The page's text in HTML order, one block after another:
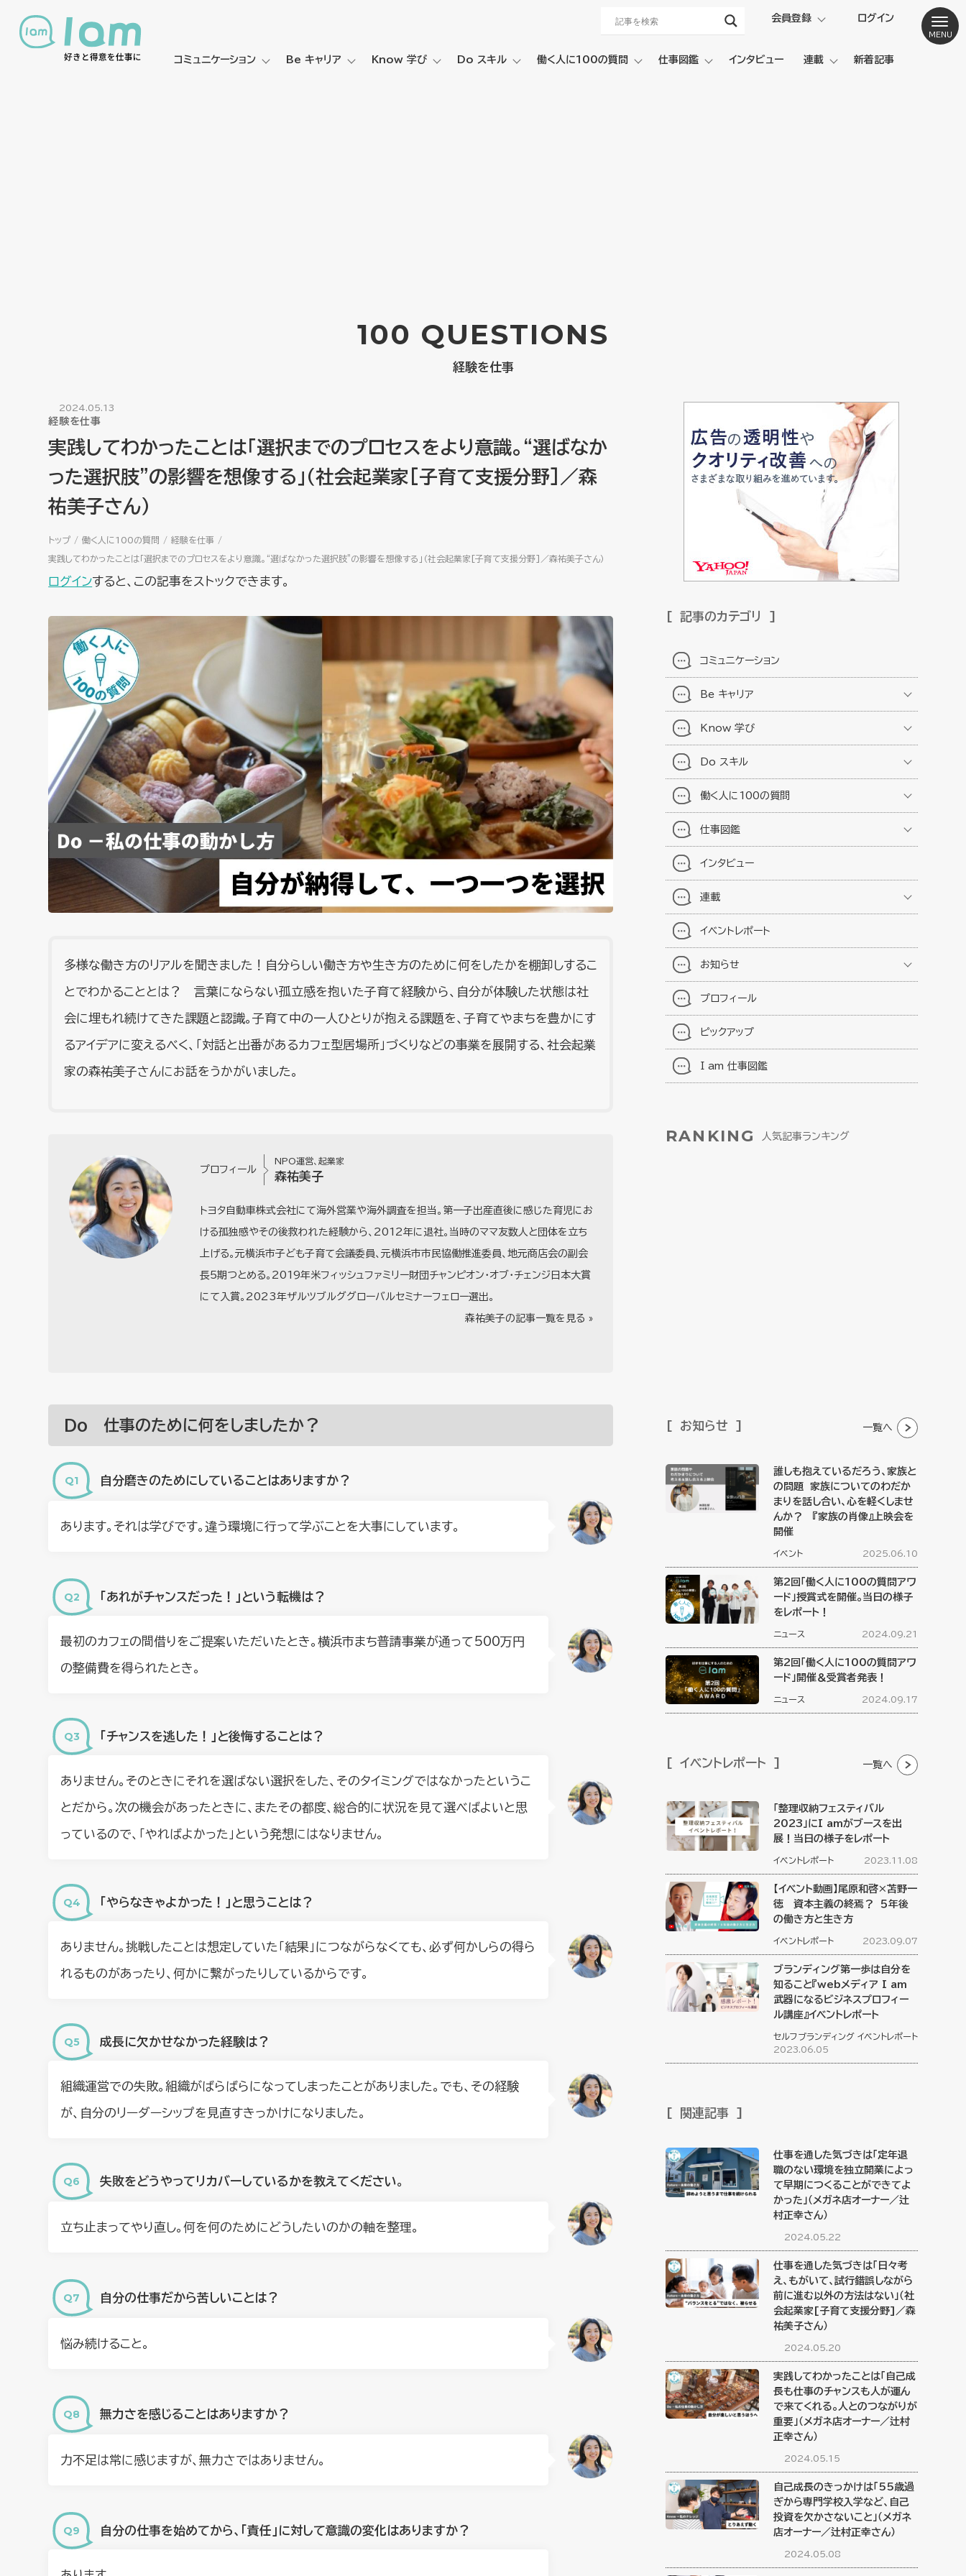
会員登録 ログイン
コミュニケーション Be キャリア Know 学び Do スキル 働く人に100の質問 仕事図鑑 インタビュー 連載 新着記事
100 QUESTIONS
経験を仕事
2024.05.13
経験を仕事
実践してわかったことは「選択までのプロセスをより意識。“選ばなか
った選択肢”の影響を想像する」（社会起業家[子育て支援分野]／森
祐美子さん）
トップ 働く人に100の質問 経験を仕事
実践してわかったことは「選択までのプロセスをより意識。“選ばなかった選択肢”の影響を想像する」（社会起業家[子育て支援分野]／森祐美子さん）
ログインすると、この記事をストックできます。
多様な働き方のリアルを聞きました！自分らしい働き方や生き方のために何をしたかを棚卸しするこ
とでわかることとは？ 言葉にならない孤立感を抱いた子育て経験から、自分が体験した状態は社
会に埋もれ続けてきた課題と認識。子育て中の一人ひとりが抱える課題を、子育てやまちを豊かにす
るアイデアに変えるべく、「対話と出番があるカフェ型居場所」づくりなどの事業を展開する、社会起業
家の森祐美子さんにお話をうかがいました。
プロフィール
NPO運営、起業家
森祐美子
トヨタ自動車株式会社にて海外営業や海外調査を担当。第一子出産直後に感じた育児にお
ける孤独感やその後救われた経験から、2012年に退社。当時のママ友数人と団体を立ち
上げる。元横浜市子ども子育て会議委員、元横浜市市民協働推進委員、地元商店会の副会
長5期つとめる。2019年米フィッシュファミリー財団チャンピオン・オブ・チェンジ日本大賞
にて入賞。2023年ザルツブルググローバルセミナーフェロー選出。
森祐美子の記事一覧を見る »
Do 仕事のために何をしましたか？
自分磨きのためにしていることはありますか？
あります。それは学びです。違う環境に行って学ぶことを大事にしています。
「あれがチャンスだった！」という転機は？
最初のカフェの間借りをご提案いただいたとき。横浜市まち普請事業が通って500万円
の整備費を得られたとき。
「チャンスを逃した！」と後悔することは？
ありません。そのときにそれを選ばない選択をした、そのタイミングではなかったというこ
とだから。次の機会があったときに、またその都度、総合的に状況を見て選べばよいと思
っているので、「やればよかった」という発想にはなりません。
「やらなきゃよかった！」と思うことは？
ありません。挑戦したことは想定していた「結果」につながらなくても、必ず何かしらの得ら
れるものがあったり、何かに繋がったりしているからです。
成長に欠かせなかった経験は？
組織運営での失敗。組織がばらばらになってしまったことがありました。でも、その経験
が、自分のリーダーシップを見直すきっかけになりました。
失敗をどうやってリカバーしているかを教えてください。
立ち止まってやり直し。何を何のためにどうしたいのかの軸を整理。
自分の仕事だから苦しいことは？
悩み続けること。
無力さを感じることはありますか？
力不足は常に感じますが、無力さではありません。
⾃分の仕事を始めてから、「責任」に対して意識の変化はありますか？
記事のカテゴリ
コミュニケーション
Be キャリア
Know 学び
Do スキル
働く人に100の質問
仕事図鑑
インタビュー
連載
イベントレポート
お知らせ
プロフィール
ピックアップ
I am 仕事図鑑
RANKING 人気記事ランキング
お知らせ 一覧へ
誰しも抱えているだろう、家族と
の問題 家族についてのわだか
まりを話し合い、心を軽くしませ
んか？ 『家族の肖像』上映会を
開催
イベント 2025.06.10
第2回「働く人に100の質問アワ
ード」授賞式を開催。当日の様子
をレポート！
ニュース 2024.09.21
第2回「働く人に100の質問アワ
ード」開催＆受賞者発表！
ニュース 2024.09.17
イベントレポート 一覧へ
「整理収納フェスティバル
2023」にI amがブースを出
展！当日の様子をレポート
イベントレポート 2023.11.08
【イベント動画】尾原和啓×苫野一
徳 資本主義の終焉？ ５年後
の働き方と生き方
イベントレポート 2023.09.07
ブランディング第一歩は自分を
知ること『webメディア I am
武器になるビジネスプロフィー
ル講座』イベントレポート
セルフブランディング イベントレポート
2023.06.05
関連記事
仕事を通した気づきは「定年退
職のない環境を独立開業によっ
て早期につくることができてよ
かった」（メガネ店オーナー／辻
村正幸さん）
2024.05.22
仕事を通した気づきは「日々考
え、もがいて、試行錯誤しながら
前に進む以外の方法はない」（社
会起業家[子育て支援分野]／森
祐美子さん）
2024.05.20
実践してわかったことは「自己成
長も仕事のチャンスも人が運ん
で来てくれる。人とのつながりが
重要」（メガネ店オーナー／辻村
正幸さん）
2024.05.15
自己成長のきっかけは「55歳過
ぎから専門学校入学など、自己
投資を欠かさないこと」（メガネ
店オーナー／辻村正幸さん）
2024.05.08